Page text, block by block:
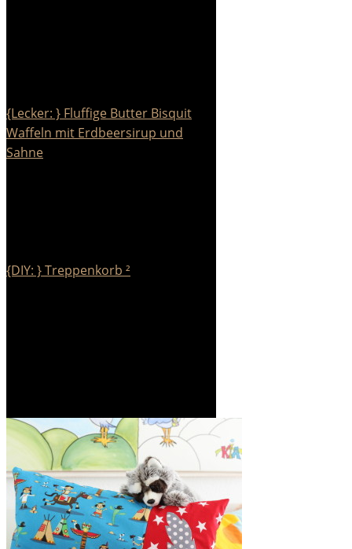
{Lecker: } Fluffige Butter Bisquit
Waffeln mit Erdbeersirup und
Sahne
{DIY: } Treppenkorb ²